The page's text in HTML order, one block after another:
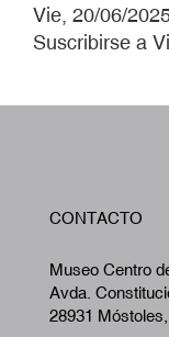
Vie, 20/06/
Suscribirse a
CONTACTO
Museo Centro
Avda.
28931